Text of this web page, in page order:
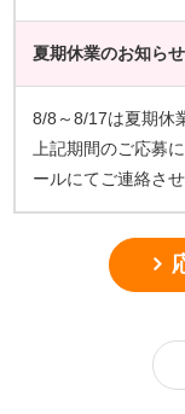
夏期休業のお知らせ
8/8～8/17は夏期休
上記期間のご応募
ールにてご連絡さ